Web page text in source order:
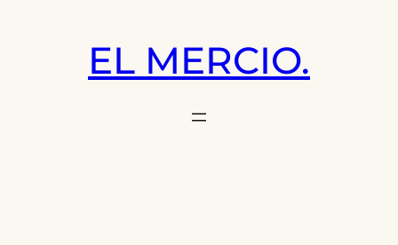
EL MERCIO.